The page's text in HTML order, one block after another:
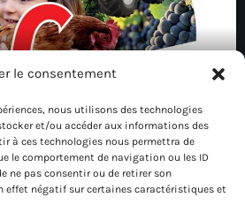
le consentement
nous utilisons des technologies
et/ou accéder aux informations des
à ces technologies nous permettra de
le comportement de navigation ou les ID
ne pas consentir ou de retirer son
effet négatif sur certaines caractéristiques et
de Châlons